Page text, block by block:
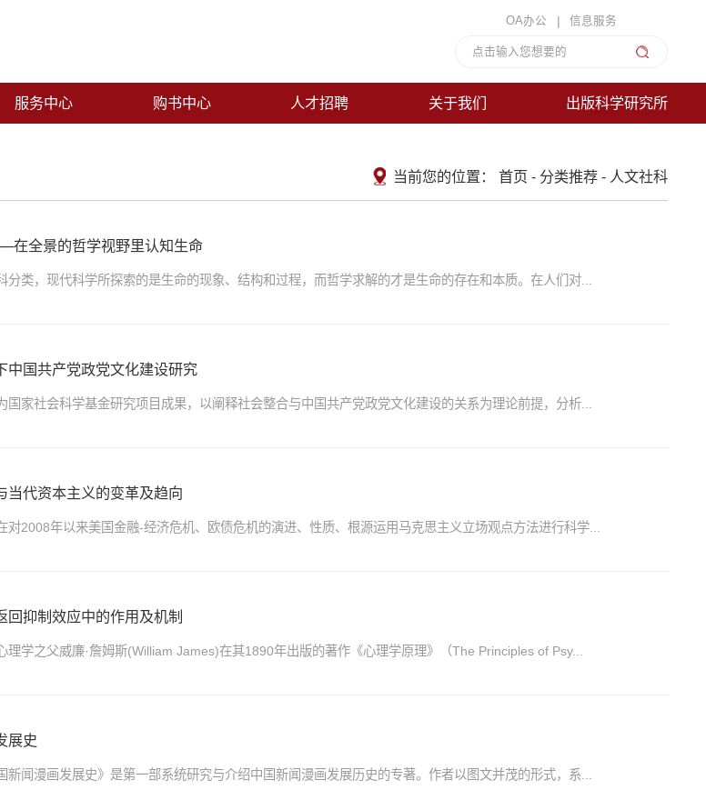
OA办公 | 信息服务
服务中心 购书中心 人才招聘 关于我们 出版科学研究所
当前您的位置： 首页 - 分类推荐 - 人文社科
在全景的哲学视野里认知生命
分类，现代科学所探索的是生命的现象、结构和过程，而哲学求解的才是生命的存在和本质。在人们对...
中国共产党政党文化建设研究
国家社会科学基金研究项目成果，以阐释社会整合与中国共产党政党文化建设的关系为理论前提，分析...
当代资本主义的变革及趋向
对2008年以来美国金融-经济危机、欧债危机的演进、性质、根源运用马克思主义立场观点方法进行科学...
回抑制效应中的作用及机制
理学之父威廉·詹姆斯(William James)在其1890年出版的著作《心理学原理》（The Principles of Psy...
展史
新闻漫画发展史》是第一部系统研究与介绍中国新闻漫画发展历史的专著。作者以图文并茂的形式，系...